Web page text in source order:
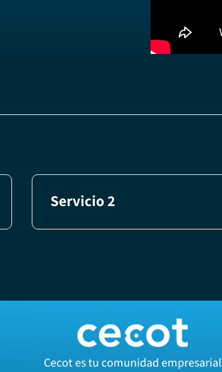
Servicio 2
Cecot es tu comunidad empresarial